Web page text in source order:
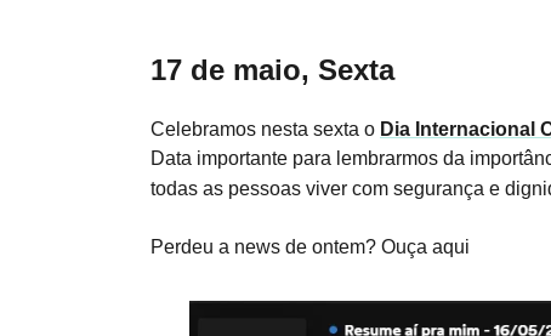
17 de maio, Sexta
Celebramos nesta sexta o Dia Internacional
Data importante para lembrarmos da
todas as pessoas viver com segurança e
Perdeu a news de ontem? Ouça aqui